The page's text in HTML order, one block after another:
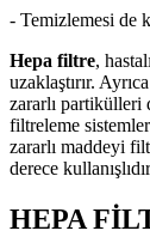
- Temizlemesi de
Hepa filtre,
uzaklaştırır.
zararlı partikülleri
filtreleme
zararlı maddeyi
derece
HEPA